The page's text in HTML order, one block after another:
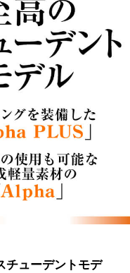
チューデントモデ